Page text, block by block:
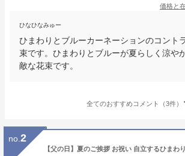
価格と
ひなひなみゅー
ひまわりとブルーカーネーションのコント
束です。ひまわりとブルーが夏らしく涼や
敵な花束です。
全てのおすすめコメント（3件）
no. 2